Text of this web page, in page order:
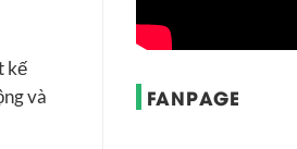
kế
và
FANPAGE